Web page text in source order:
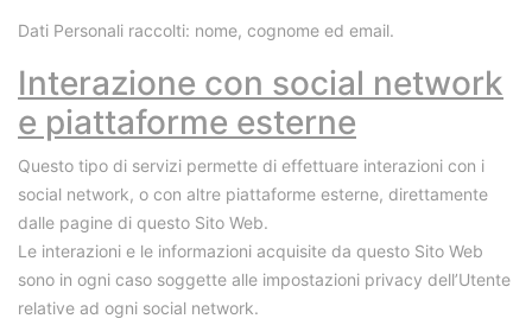
Dati Personali raccolti: nome, cognome ed email.
Interazione con social network
e piattaforme esterne
Questo tipo di servizi permette di effettuare interazioni con i
social network, o con altre piattaforme esterne, direttamente
dalle pagine di questo Sito Web.
Le interazioni e le informazioni acquisite da questo Sito Web
sono in ogni caso soggette alle impostazioni privacy dell’Utente
relative ad ogni social network.